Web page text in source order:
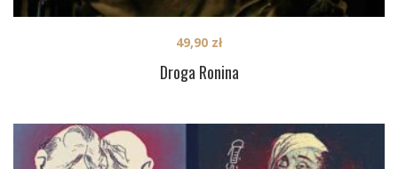
Droga Ronina
49,90 zł